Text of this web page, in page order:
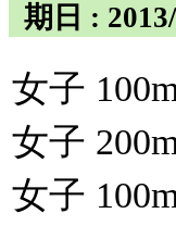
期日 :
女子
女子
女子